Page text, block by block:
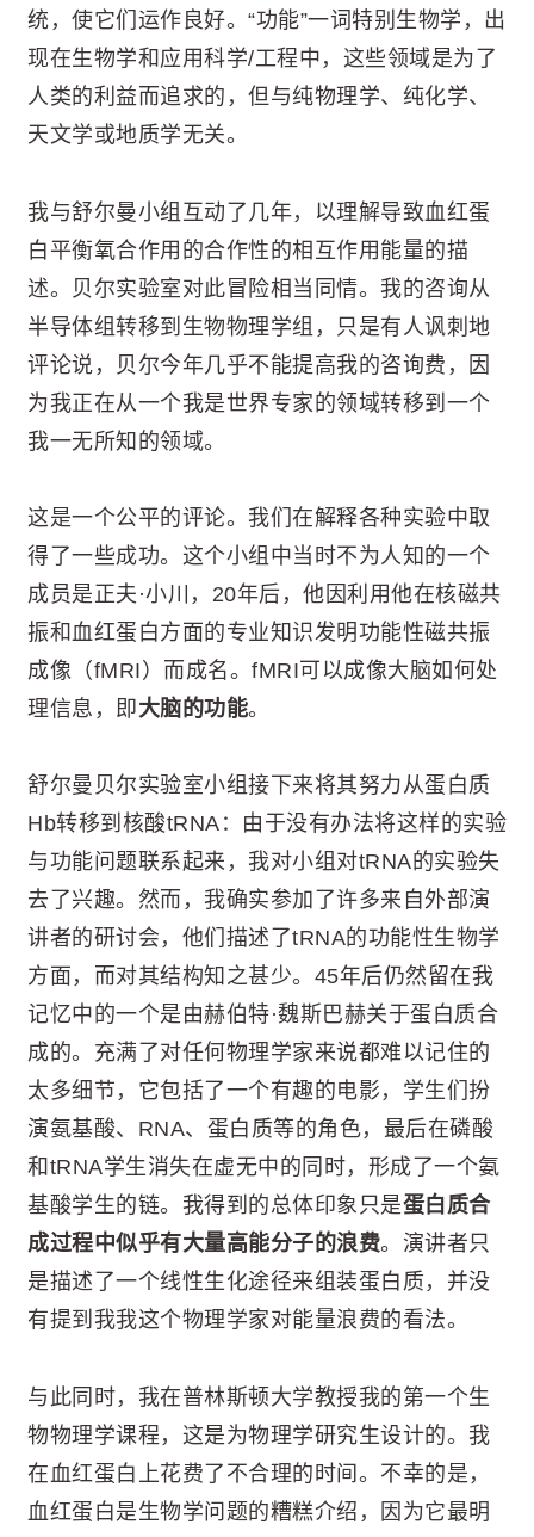
统，使它们运作良好。“功能”一词特别生物学，出
现在生物学和应用科学/工程中，这些领域是为了
人类的利益而追求的，但与纯物理学、纯化学、
天文学或地质学无关。
我与舒尔曼小组互动了几年，以理解导致血红蛋
白平衡氧合作用的合作性的相互作用能量的描
述。贝尔实验室对此冒险相当同情。我的咨询从
半导体组转移到生物物理学组，只是有人讽刺地
评论说，贝尔今年几乎不能提高我的咨询费，因
为我正在从一个我是世界专家的领域转移到一个
我一无所知的领域。
这是一个公平的评论。我们在解释各种实验中取
得了一些成功。这个小组中当时不为人知的一个
成员是正夫·小川，20年后，他因利用他在核磁共
振和血红蛋白方面的专业知识发明功能性磁共振
成像（fMRI）而成名。fMRI可以成像大脑如何处
理信息，即大脑的功能。
舒尔曼贝尔实验室小组接下来将其努力从蛋白质
Hb转移到核酸tRNA：由于没有办法将这样的实验
与功能问题联系起来，我对小组对tRNA的实验失
去了兴趣。然而，我确实参加了许多来自外部演
讲者的研讨会，他们描述了tRNA的功能性生物学
方面，而对其结构知之甚少。45年后仍然留在我
记忆中的一个是由赫伯特·魏斯巴赫关于蛋白质合
成的。充满了对任何物理学家来说都难以记住的
太多细节，它包括了一个有趣的电影，学生们扮
演氨基酸、RNA、蛋白质等的角色，最后在磷酸
和tRNA学生消失在虚无中的同时，形成了一个氨
基酸学生的链。我得到的总体印象只是蛋白质合
成过程中似乎有大量高能分子的浪费。演讲者只
是描述了一个线性生化途径来组装蛋白质，并没
有提到我我这个物理学家对能量浪费的看法。
与此同时，我在普林斯顿大学教授我的第一个生
物物理学课程，这是为物理学研究生设计的。我
在血红蛋白上花费了不合理的时间。不幸的是，
血红蛋白是生物学问题的糟糕介绍，因为它最明